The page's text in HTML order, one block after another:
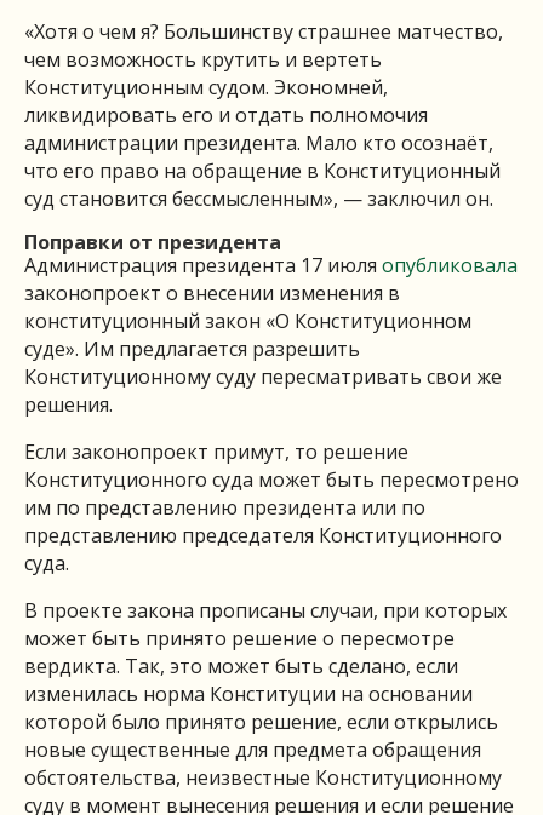
«Хотя о чем я? Большинству страшнее матчество,
чем возможность крутить и вертеть
Конституционным судом. Экономней,
ликвидировать его и отдать полномочия
администрации президента. Мало кто осознаёт,
что его право на обращение в Конституционный
суд становится бессмысленным», — заключил он.
Поправки от президента
Администрация президента 17 июля опубликовала
законопроект о внесении изменения в
конституционный закон «О Конституционном
суде». Им предлагается разрешить
Конституционному суду пересматривать свои же
решения.
Если законопроект примут, то решение
Конституционного суда может быть пересмотрено
им по представлению президента или по
представлению председателя Конституционного
суда.
В проекте закона прописаны случаи, при которых
может быть принято решение о пересмотре
вердикта. Так, это может быть сделано, если
изменилась норма Конституции на основании
которой было принято решение, если открылись
новые существенные для предмета обращения
обстоятельства, неизвестные Конституционному
суду в момент вынесения решения и если решение